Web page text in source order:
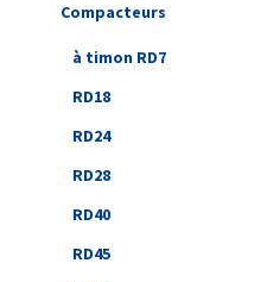
Compacteurs
à timon RD7
RD18
RD24
RD28
RD40
RD45